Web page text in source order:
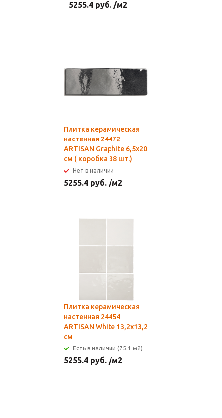
5255.4 руб. /м2
Плитка керамическая
настенная 24472
ARTISAN Graphite 6,5х20
см ( коробка 38 шт.)
Нет в наличии
5255.4 руб. /м2
Плитка керамическая
настенная 24454
ARTISAN White 13,2х13,2
см
Есть в наличии (75.1 м2)
5255.4 руб. /м2